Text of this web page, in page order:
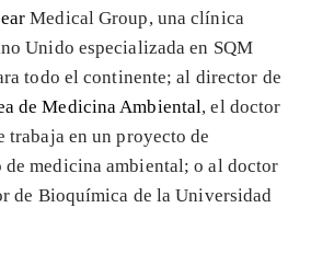
Medical Group, una clínica
Unido especializada en SQM
todo el continente; al director de
de Medicina Ambiental, el doctor
trabaja en un proyecto de
medicina ambiental; o al doctor
de Bioquímica de la Universidad